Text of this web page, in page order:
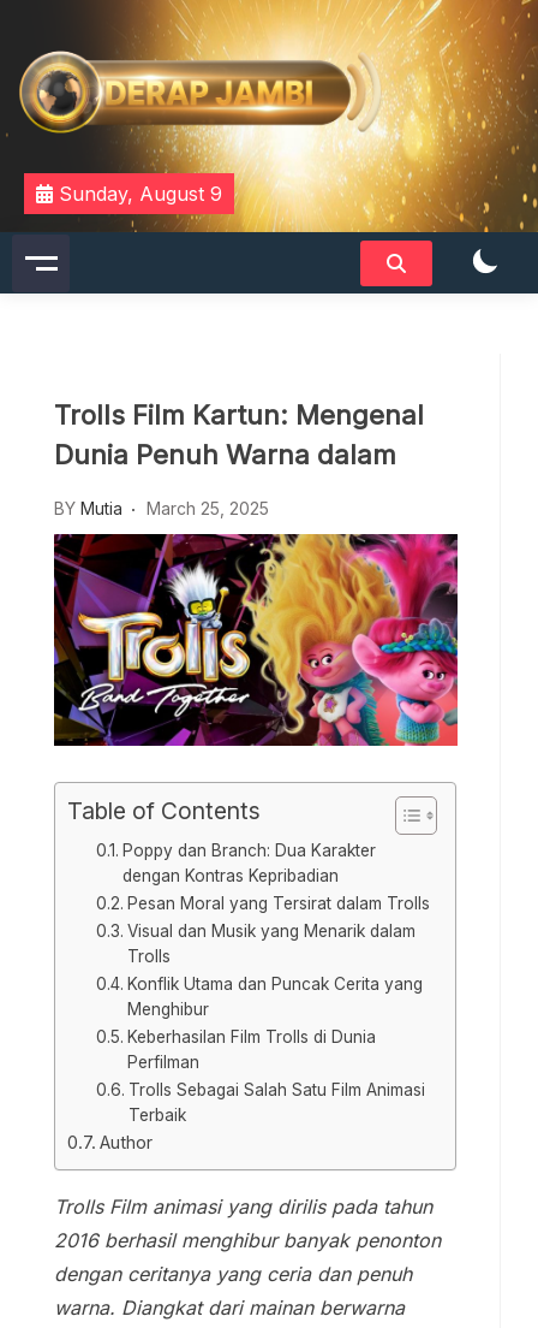
content
DERAPJAMBI
Sunday, August 9
Trolls Film Kartun: Mengenal
Dunia Penuh Warna dalam
BY Mutia March 25, 2025
Table of Contents
Poppy dan Branch: Dua Karakter
dengan Kontras Kepribadian
Pesan Moral yang Tersirat dalam Trolls
Visual dan Musik yang Menarik dalam
Trolls
Konflik Utama dan Puncak Cerita yang
Menghibur
Keberhasilan Film Trolls di Dunia
Perfilman
Trolls Sebagai Salah Satu Film Animasi
Terbaik
Author
Trolls Film animasi yang dirilis pada tahun
2016 berhasil menghibur banyak penonton
dengan ceritanya yang ceria dan penuh
warna. Diangkat dari mainan berwarna